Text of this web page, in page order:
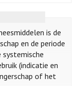
is de
en de periode
(indicatie en
of het